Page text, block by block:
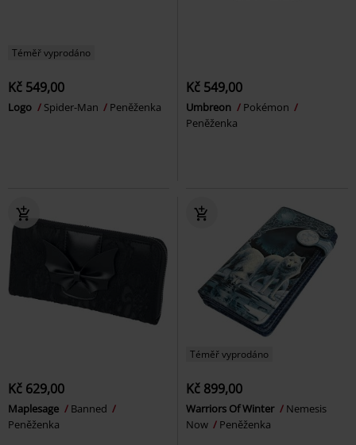
Téměř vyprodáno
Kč 549,00
Logo Spider-Man Peněženka
Kč 549,00
Umbreon
Pokémon
Peněženka
Kč 629,00
Maplesage
Banned
Peněženka
Téměř vyprodáno
Kč 899,00
Warriors Of Winter
Nemesis
Now
Peněženka